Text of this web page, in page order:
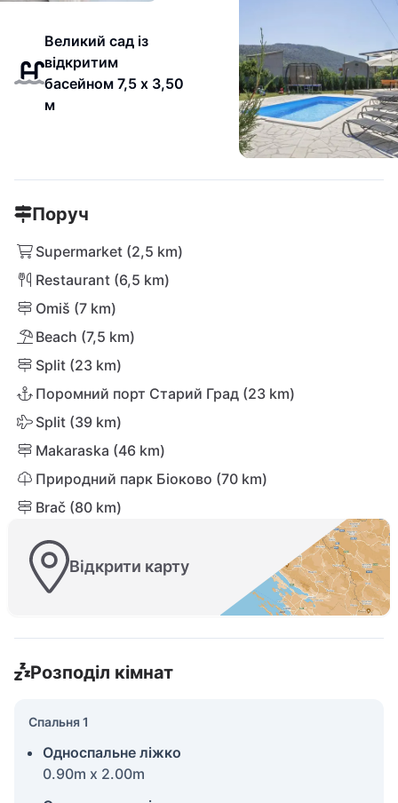
Великий сад із
відкритим
басейном 7,5 x 3,50
м
Поруч
Supermarket (2,5 km)
Restaurant (6,5 km)
Omiš (7 km)
Beach (7,5 km)
Split (23 km)
Поромний порт Старий Град (23 km)
Split (39 km)
Makaraska (46 km)
Природний парк Біоково (70 km)
Brač (80 km)
Відкрити карту
Розподіл кімнат
Спальня 1
Односпальне ліжко
0.90m x 2.00m